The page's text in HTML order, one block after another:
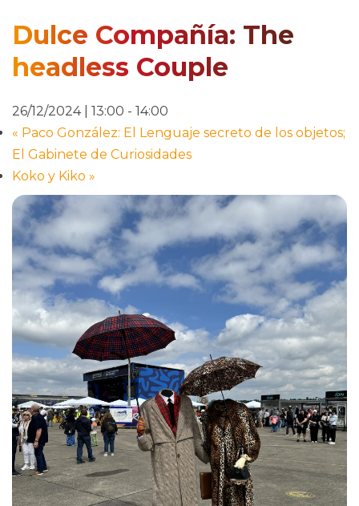
Dulce Compañía: The
headless Couple
26/12/2024 | 13:00 - 14:00
« Paco González: El Lenguaje secreto de los objetos;
El Gabinete de Curiosidades
Koko y Kiko »